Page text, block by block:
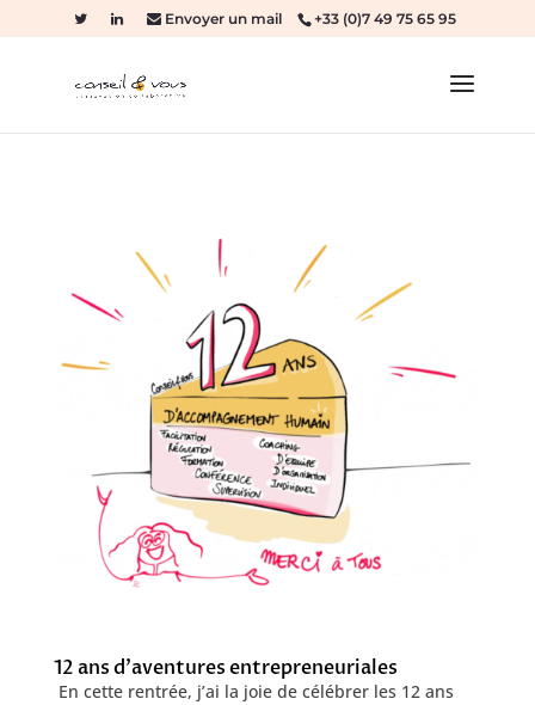
Envoyer un mail +33 (0)7 49 75 65 95
12 ans d’aventures entrepreneuriales
En cette rentrée, j’ai la joie de célébrer les 12 ans